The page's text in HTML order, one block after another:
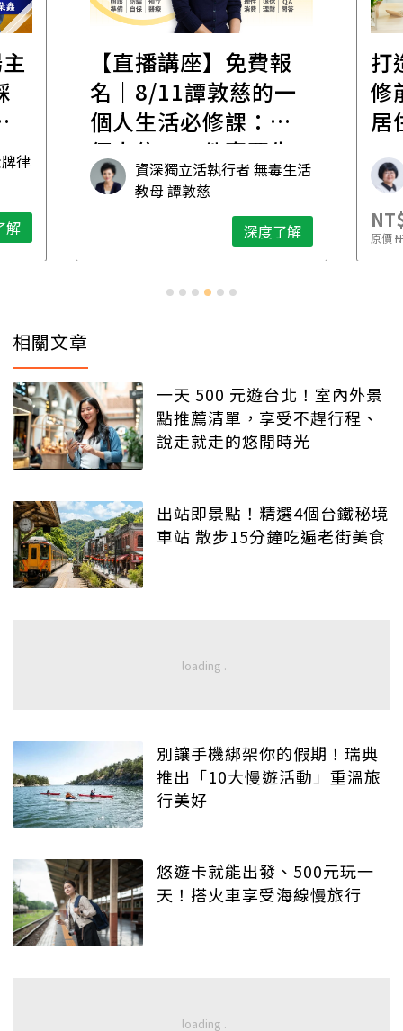
律
解
【直播講座】免費報
名｜8/11譚敦慈的一
個人生活必修課：一
個人住，五件事要先
想清楚！資深獨立活執行者 無毒生活
教母 譚敦慈
深度了解
打
修
居
原價
相關文章
一天 500 元遊台北！室內外景
點推薦清單，享受不趕行程、
說走就走的悠閒時光
出站即景點！精選4個台鐵秘境
車站 散步15分鐘吃遍老街美食
別讓手機綁架你的假期！瑞典
推出「10大慢遊活動」重溫旅
行美好
悠遊卡就能出發、500元玩一
天！搭火車享受海線慢旅行